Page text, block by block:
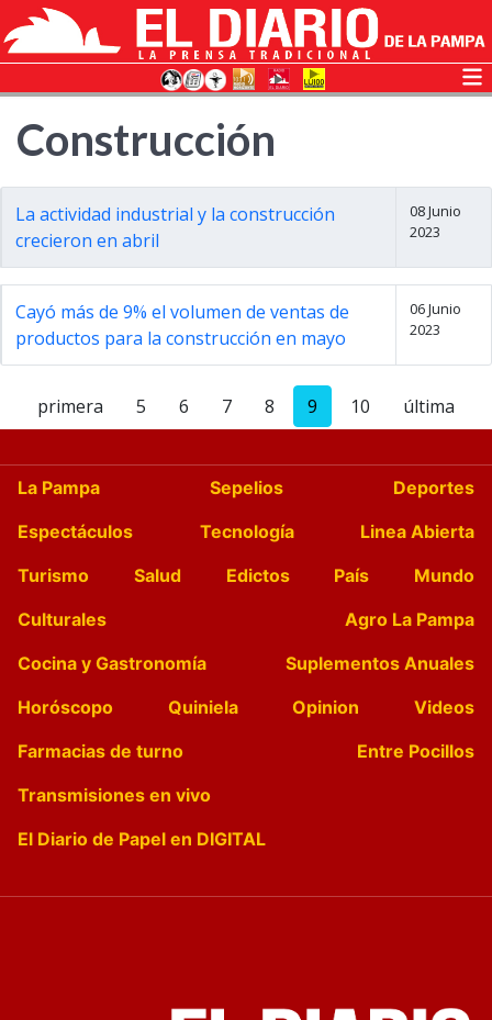
Construcción
La actividad industrial y la construcción
crecieron en abril
08 Junio
2023
Cayó más de 9% el volumen de ventas de
productos para la construcción en mayo
06 Junio
2023
primera 5 6 7 8 9 10 última
La Pampa Sepelios
Deportes
Espectáculos
Tecnología
Linea Abierta
Turismo
Salud Edictos País
Mundo
Culturales
Agro La Pampa
Cocina y Gastronomía
Suplementos Anuales
Horóscopo
Quiniela Opinion
Videos
Farmacias de turno
Entre Pocillos
Transmisiones en vivo
El Diario de Papel en DIGITAL